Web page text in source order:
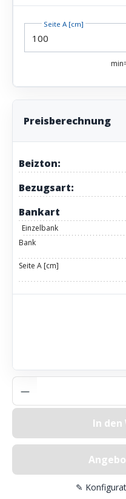
Seite A [cm]
Preisberechnung
Beizton:
Bezugsart:
Bankart
Einzelbank
Bank
Seite A [cm]
Produkt Anzahl:
In den
✎